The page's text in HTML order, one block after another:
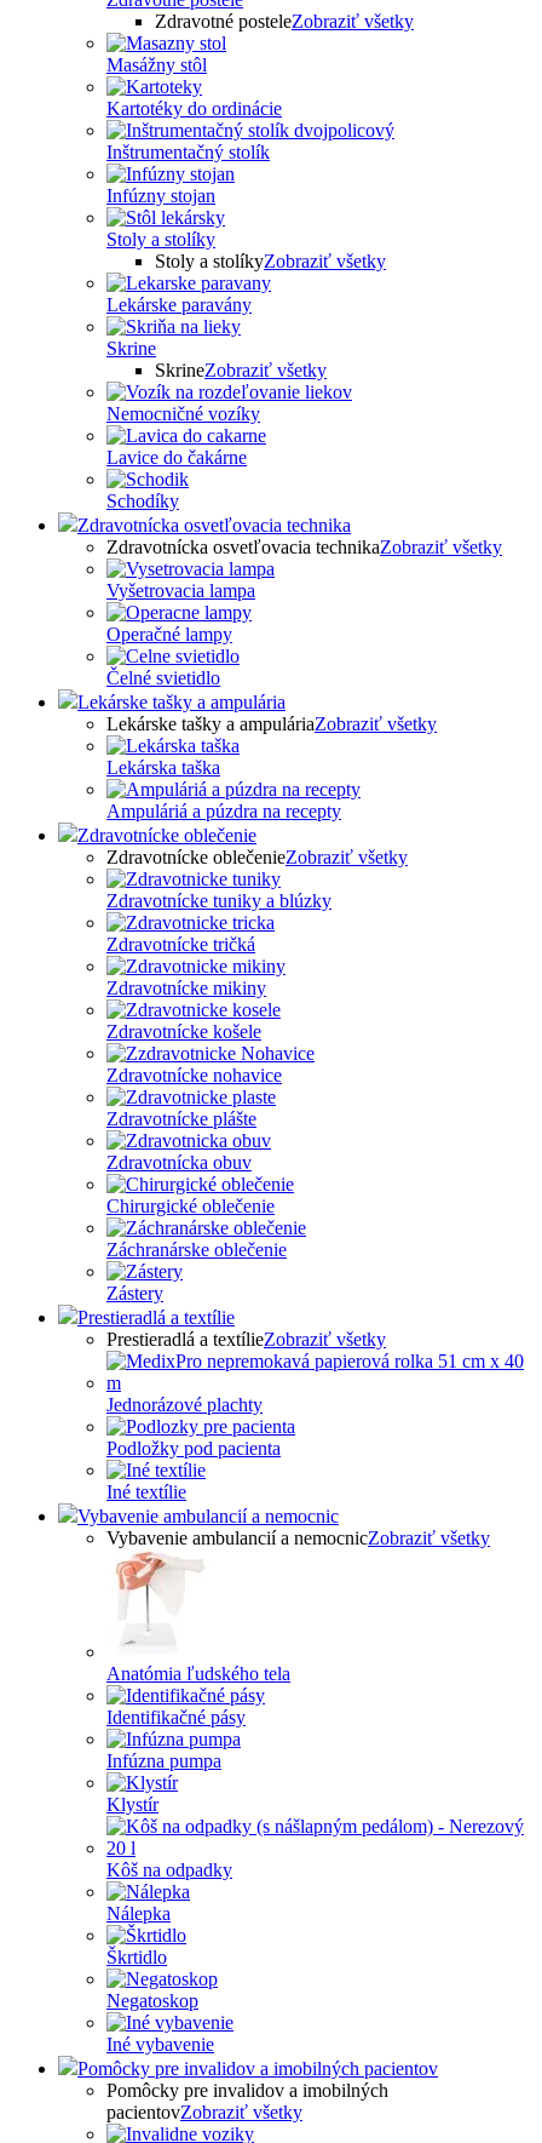
Zdravotné posteleZobraziť všetky
Masážny stôl
Kartotéky do ordinácie
Inštrumentačný stolík
Infúzny stojan
Stoly a stolíky
Stoly a stolíkyZobraziť všetky
Lekárske paravány
Skrine
SkrineZobraziť všetky
Nemocničné vozíky
Lavice do čakárne
Schodíky
Zdravotnícka osvetľovacia technika
Zdravotnícka osvetľovacia technikaZobraziť všetky
Vyšetrovacia lampa
Operačné lampy
Čelné svietidlo
Lekárske tašky a ampulária
Lekárske tašky a ampuláriaZobraziť všetky
Lekárska taška
Ampuláriá a púzdra na recepty
Zdravotnícke oblečenie
Zdravotnícke oblečenieZobraziť všetky
Zdravotnícke tuniky a blúzky
Zdravotnícke tričká
Zdravotnícke mikiny
Zdravotnícke košele
Zdravotnícke nohavice
Zdravotnícke plášte
Zdravotnícka obuv
Chirurgické oblečenie
Záchranárske oblečenie
Zástery
Prestieradlá a textílie
Prestieradlá a textílieZobraziť všetky
Jednorázové plachty
Podložky pod pacienta
Iné textílie
Vybavenie ambulancií a nemocnic
Vybavenie ambulancií a nemocnicZobraziť všetky
Anatómia ľudského tela
Identifikačné pásy
Infúzna pumpa
Klystír
Kôš na odpadky
Nálepka
Škrtidlo
Negatoskop
Iné vybavenie
Pomôcky pre invalidov a imobilných pacientov
Pomôcky pre invalidov a imobilných
pacientovZobraziť všetky